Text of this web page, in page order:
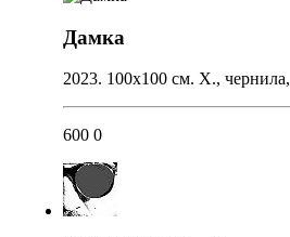
Дамка
2023. 100х100 см. Х.,
600 0